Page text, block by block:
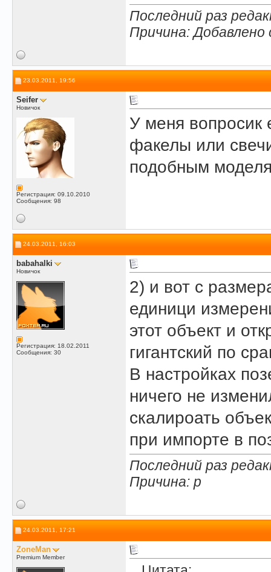
Последний раз
Причина:
23.03.2011, 19:56
Seifer
Новичок
Регистрация: 09.10.2010
Сообщения: 98
У меня вопросик
факелы или
подобным
24.03.2011, 16:03
babahalki
Новичок
Регистрация: 18.02.2011
Сообщения: 30
2) и вот с
единици
этот объект и
гигантский по
В настройках
ничего не
скалироать
при импорте в
Последний раз
Причина: p
24.03.2011, 17:21
ZoneMan
Premium Member